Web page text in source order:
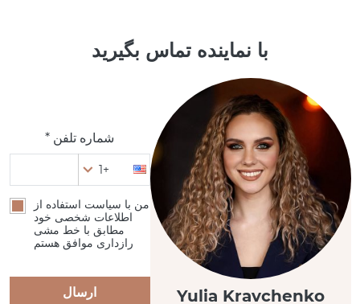
با نماینده تماس بگیرید
Yulia Kravchenko
شماره تلفن *
+1
من با سیاست استفاده از
اطلاعات شخصی خود
مطابق با خط مشی
رازداری موافق هستم
ارسال